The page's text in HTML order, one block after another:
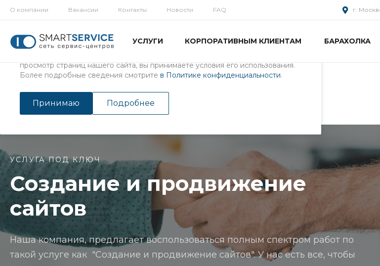
Мы используем файлы cookie, разработанные нашими специалистами и
просмотр страниц нашего сайта, вы принимаете условия его использования.
Более подробные сведения смотрите в Политике конфиденциальности.
Принимаю Подробнее
О компании Вакансии Контакты Новости FAQ г.
УСЛУГИ КОРПОРАТИВНЫМ КЛИЕНТАМ БАРАХОЛКА
Создание и продвижение сайтов
УСЛУГА ПОД КЛЮЧ
Создание и продвижение
сайтов
Наша компания, предлагает воспользоваться полным спектром работ по
такой услуге как "Создание и продвижение сайтов". У нас есть все, чтобы